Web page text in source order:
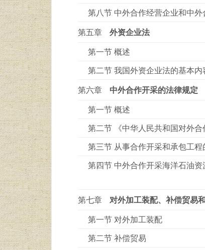
第八节 中外合作经营企业和中
第五章
外资企业法
第一节 概述
第二节 我国外资企业法的基本内
第六章
中外合作开采的法律规定
第一节 概述
第二节 《中华人民共和国对外
第三节 从事合作开采和承包工
第四节 中外合作开采海洋石油
第七章
对外加工装配、补偿贸易
第一节 对外加工装配
第二节 补偿贸易